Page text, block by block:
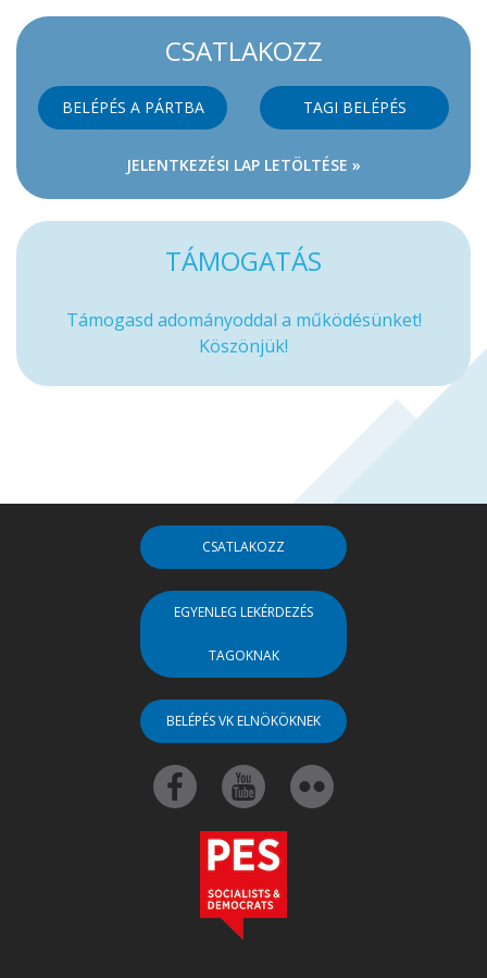
CSATLAKOZZ
BELÉPÉS A PÁRTBA TAGI BELÉPÉS
JELENTKEZÉSI LAP LETÖLTÉSE »
TÁMOGATÁS
Támogasd adományoddal a működésünket!
Köszönjük!
CSATLAKOZZ
EGYENLEG LEKÉRDEZÉS
TAGOKNAK
BELÉPÉS VK ELNÖKÖKNEK